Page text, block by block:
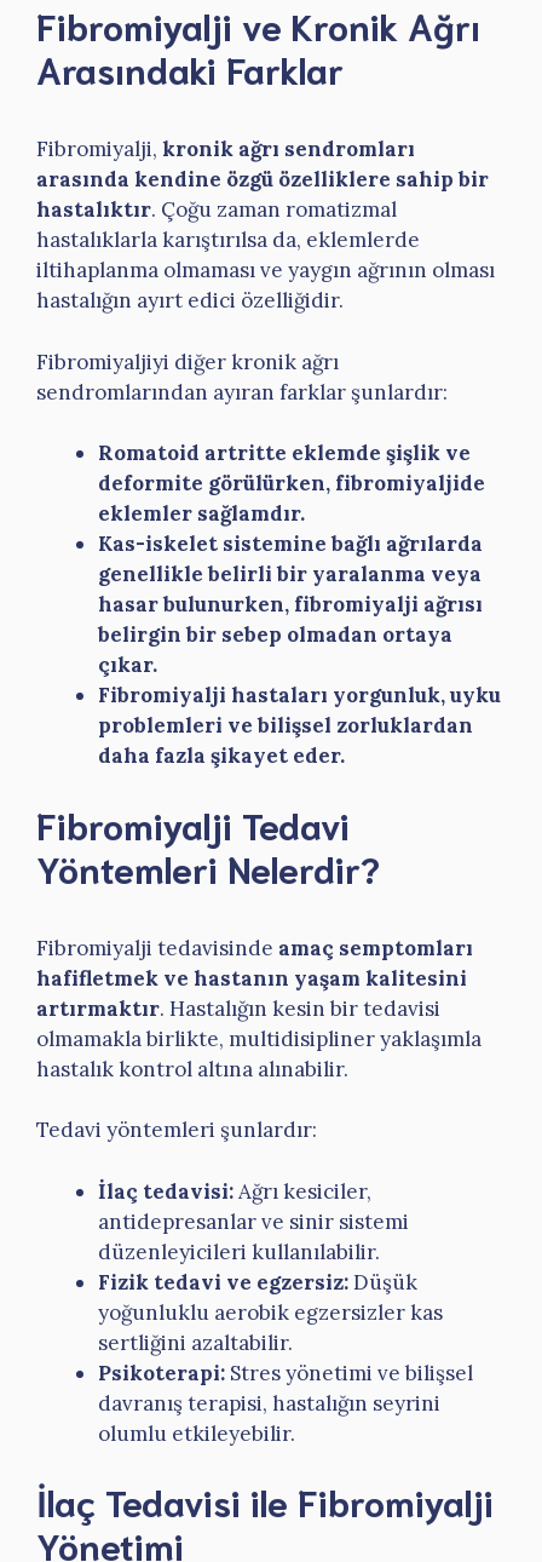
Fibromiyalji ve Kronik Ağrı
Arasındaki Farklar
Fibromiyalji, kronik ağrı sendromları
arasında kendine özgü özelliklere sahip bir
hastalıktır. Çoğu zaman romatizmal
hastalıklarla karıştırılsa da, eklemlerde
iltihaplanma olmaması ve yaygın ağrının olması
hastalığın ayırt edici özelliğidir.
Fibromiyaljiyi diğer kronik ağrı
sendromlarından ayıran farklar şunlardır:
Romatoid artritte eklemde şişlik ve
deformite görülürken, fibromiyaljide
eklemler sağlamdır.
Kas-iskelet sistemine bağlı ağrılarda
genellikle belirli bir yaralanma veya
hasar bulunurken, fibromiyalji ağrısı
belirgin bir sebep olmadan ortaya
çıkar.
Fibromiyalji hastaları yorgunluk, uyku
problemleri ve bilişsel zorluklardan
daha fazla şikayet eder.
Fibromiyalji Tedavi
Yöntemleri Nelerdir?
Fibromiyalji tedavisinde amaç semptomları
hafifletmek ve hastanın yaşam kalitesini
artırmaktır. Hastalığın kesin bir tedavisi
olmamakla birlikte, multidisipliner yaklaşımla
hastalık kontrol altına alınabilir.
Tedavi yöntemleri şunlardır:
İlaç tedavisi:Ağrı kesiciler,
antidepresanlar ve sinir sistemi
düzenleyicileri kullanılabilir.
Fizik tedavi ve egzersiz:Düşük
yoğunluklu aerobik egzersizler kas
sertliğini azaltabilir.
Psikoterapi: Stres yönetimi ve bilişsel
davranış terapisi, hastalığın seyrini
olumlu etkileyebilir.
İlaç Tedavisi ile Fibromiyalji
Yönetimi